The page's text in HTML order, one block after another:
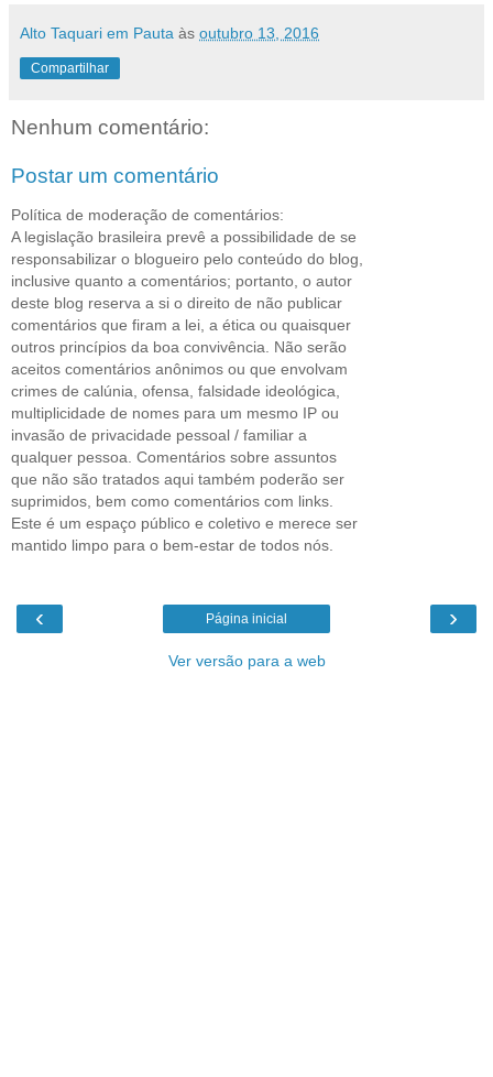
Alto Taquari em Pauta às outubro 13, 2016
Compartilhar
Nenhum comentário:
Postar um comentário
Política de moderação de comentários:
A legislação brasileira prevê a possibilidade de se
responsabilizar o blogueiro pelo conteúdo do blog,
inclusive quanto a comentários; portanto, o autor
deste blog reserva a si o direito de não publicar
comentários que firam a lei, a ética ou quaisquer
outros princípios da boa convivência. Não serão
aceitos comentários anônimos ou que envolvam
crimes de calúnia, ofensa, falsidade ideológica,
multiplicidade de nomes para um mesmo IP ou
invasão de privacidade pessoal / familiar a
qualquer pessoa. Comentários sobre assuntos
que não são tratados aqui também poderão ser
suprimidos, bem como comentários com links.
Este é um espaço público e coletivo e merece ser
mantido limpo para o bem-estar de todos nós.
‹ ›
Página inicial
Ver versão para a web